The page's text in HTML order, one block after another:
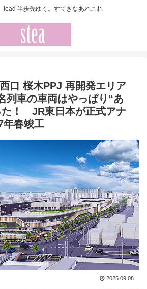
lead 半歩先ゆく。すてきなあれこれ
口 桜木PPJ 再開発エリア
列車の車両はやっぱり“あ
た！ JR東日本が正式アナ
春竣工
2025.09.08